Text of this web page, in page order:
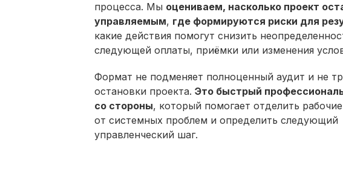
процесса. Мы оцениваем, насколько проект
управляемым, где формируются риски для
какие действия помогут снизить
следующей оплаты, приёмки или изменения
Формат не подменяет полноценный аудит и не
остановки проекта. Это быстрый
со стороны, который помогает отделить
от системных проблем и определить следующий
управленческий шаг.